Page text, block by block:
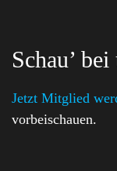
Schau’
Jetzt Mitglied
vorbeischauen.